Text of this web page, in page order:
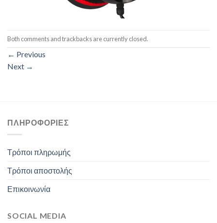
Both comments and trackbacks are currently closed.
← Previous
Next →
ΠΛΗΡΟΦΟΡΊΕΣ
Τρόποι πληρωμής
Τρόποι αποστολής
Επικοινωνία
SOCIAL MEDIA